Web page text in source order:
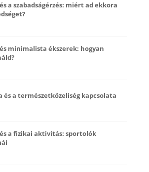
a szabadságérzés: miért ad ekkora
minimalista ékszerek: hogyan
és a természetközeliség kapcsolata
a fizikai aktivitás: sportolók